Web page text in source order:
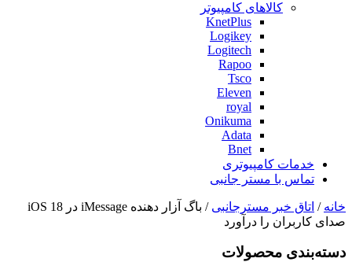
کالاهای کامپیوتر
KnetPlus
Logikey
Logitech
Rapoo
Tsco
Eleven
royal
Onikuma
Adata
Bnet
خدمات کامپیوتری
تماس با مستر جانبی
خانه / اتاق خبر مسترجانبی
/ باگ آزار دهنده iMessage در iOS 18
صدای کاربران را درآورد
دسته‌بندی‌ محصولات